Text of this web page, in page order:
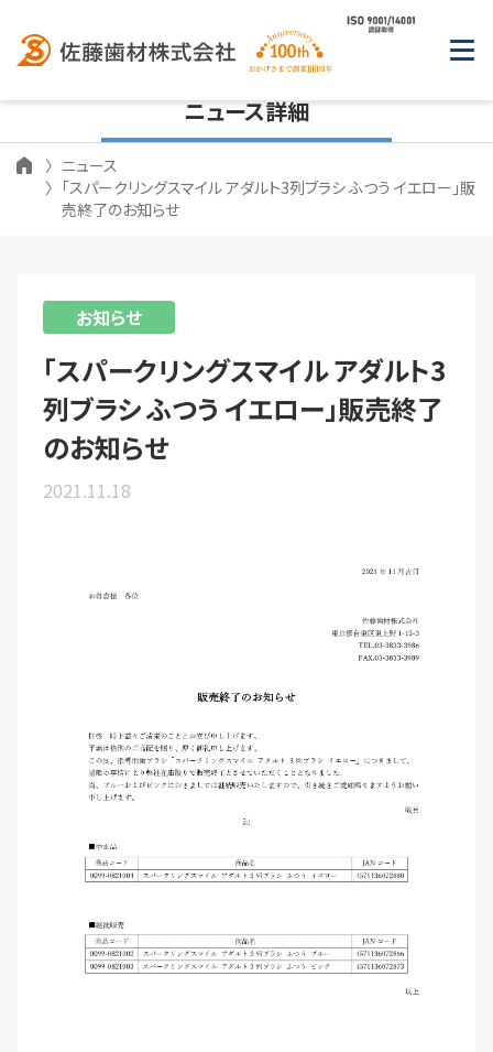
ニュース詳細
ニュース
「スパークリングスマイル アダルト3列ブラシ ふつう イエロー」販
売終了のお知らせ
お知らせ
「スパークリングスマイル アダルト3
列ブラシ ふつう イエロー」販売終了
のお知らせ
2021.11.18